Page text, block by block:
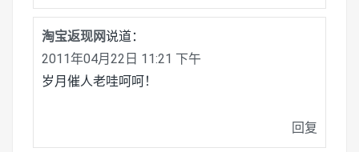
淘宝返现网说道：
2011年04月22日 11:21 下午
岁月催人老哇呵呵！
回复